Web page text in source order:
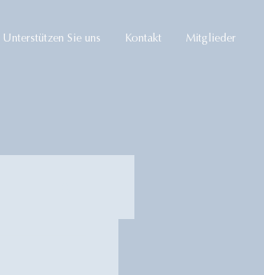
Unterstützen Sie uns Kontakt Mitglieder